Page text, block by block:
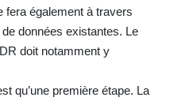
fera également à travers
données existantes. Le
doit notamment y
qu’une première étape. La